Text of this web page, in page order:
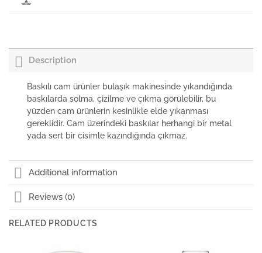
Paşabahçe Flüt Şampanya bardağı Enoteca
Description
Baskılı cam ürünler bulaşık makinesinde yıkandığında
baskılarda solma, çizilme ve çıkma görülebilir, bu
yüzden cam ürünlerin kesinlikle elde yıkanması
gereklidir. Cam üzerindeki baskılar herhangi bir metal
yada sert bir cisimle kazındığında çıkmaz.
Additional information
Reviews (0)
RELATED PRODUCTS